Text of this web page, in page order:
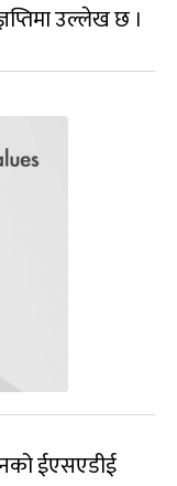
उल्लेख छ ।
ईएसएडीई